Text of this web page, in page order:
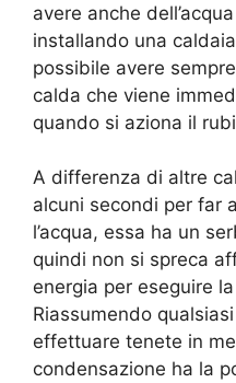
avere anche
installando una
possibile avere
calda che viene
quando si aziona il
A differenza di altre
alcuni secondi per far
l’acqua, essa ha un
quindi non si spreca
energia per eseguire
Riassumendo
effettuare tenete in
condensazione ha la